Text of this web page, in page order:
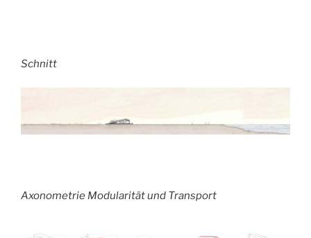
Schnitt
Axonometrie Modularität und Transport